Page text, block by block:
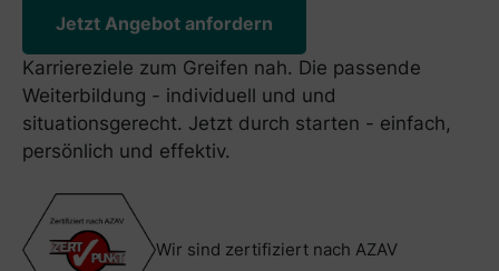
Jetzt Angebot anfordern
Karriereziele zum Greifen nah. Die passende
Weiterbildung - individuell und und
situationsgerecht. Jetzt durch starten - einfach,
persönlich und effektiv.
Wir sind zertifiziert nach AZAV